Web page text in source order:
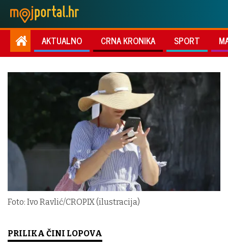
AKTUALNO CRNA KRONIKA SPORT
Foto: Ivo Ravlić/CROPIX (ilustracija)
PRILIKA ČINI LOPOVA